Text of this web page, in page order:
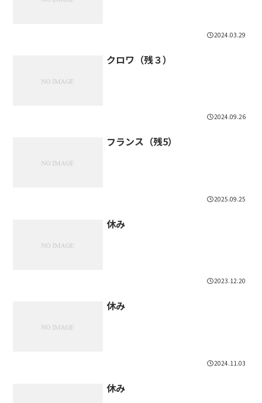
2024.03.29
クロワ（残３）
2024.09.26
フランス（残5）
2025.09.25
休み
2023.12.20
休み
2024.11.03
休み